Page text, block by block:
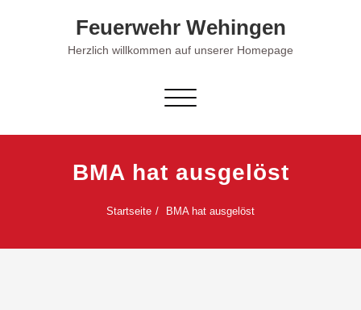
Feuerwehr Wehingen
Herzlich willkommen auf unserer Homepage
Schalte Navigation
BMA hat ausgelöst
Startseite BMA hat ausgelöst